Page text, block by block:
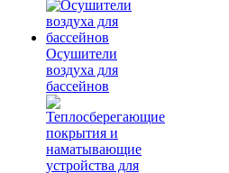
Осушители
воздуха для
бассейнов